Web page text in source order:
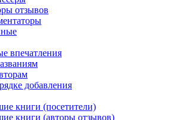
отзывов
впечатления
добавления
книги (посетители)
книги (авторы отзывов)